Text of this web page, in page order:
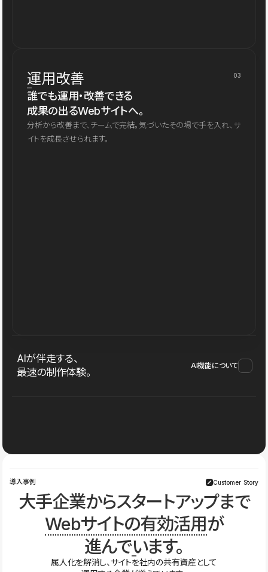
運用改善 03
誰でも運用・改善できる
成果の出るWebサイトへ。
分析から改善まで、チームで完結。気づいたその場で手を入れ、サ
イトを成長させられます。
AIが伴走する、
最速の制作体験。
AI機能について
導入事例 Customer Story
大手企業からスタートアップまで
Webサイトの有効活用が
進んでいます。
属人化を解消し、サイトを社内の共有資産として